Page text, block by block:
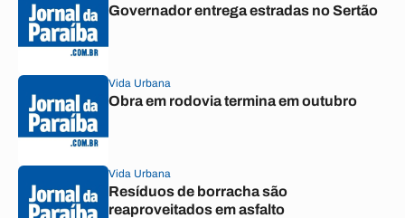
Governador entrega estradas no Sertão
Vida Urbana
Obra em rodovia termina em outubro
Vida Urbana
Resíduos de borracha são
reaproveitados em asfalto